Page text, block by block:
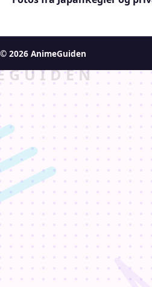
© 2026 AnimeGuiden